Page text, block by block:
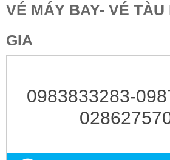
VÉ MÁY BAY- VÉ TÀU
GIA
0983833283-